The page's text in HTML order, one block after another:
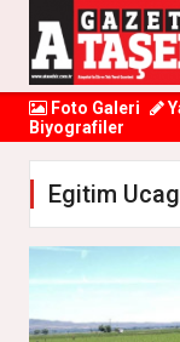
Foto Galeri
Biyografiler
Egitim